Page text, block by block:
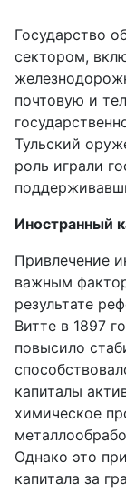
Государство
сектором,
почтовую и
Тульский
роль играли
Иностранный
Привлечение
важным
результате
Витте в 1897
повысило
капиталы
химическое
Однако это
капитала за